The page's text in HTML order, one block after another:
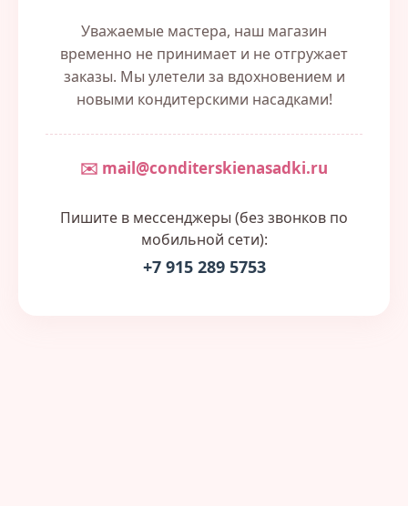
Уважаемые мастера, наш магазин
временно не принимает и не отгружает
заказы. Мы улетели за вдохновением и
новыми кондитерскими насадками!
✉️ mail@conditerskienasadki.ru
Пишите в мессенджеры (без звонков по
мобильной сети):
+7 915 289 5753